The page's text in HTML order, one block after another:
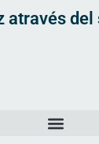
através del